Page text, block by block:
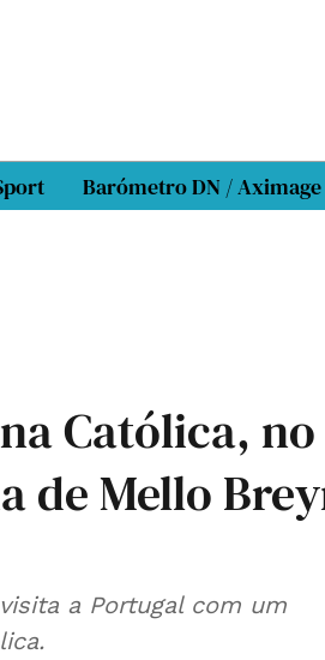
Barómetro DN / Aximage
Católica, no
de Mello
a Portugal com um